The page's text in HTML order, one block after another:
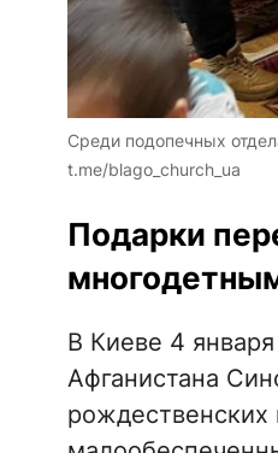
Среди подопечных
t.me/blago_church_ua
Подарки
В Киеве 4
Афганистана
рождественских